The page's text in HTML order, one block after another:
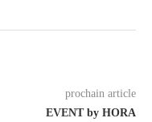
prochain article
EVENT by HORA